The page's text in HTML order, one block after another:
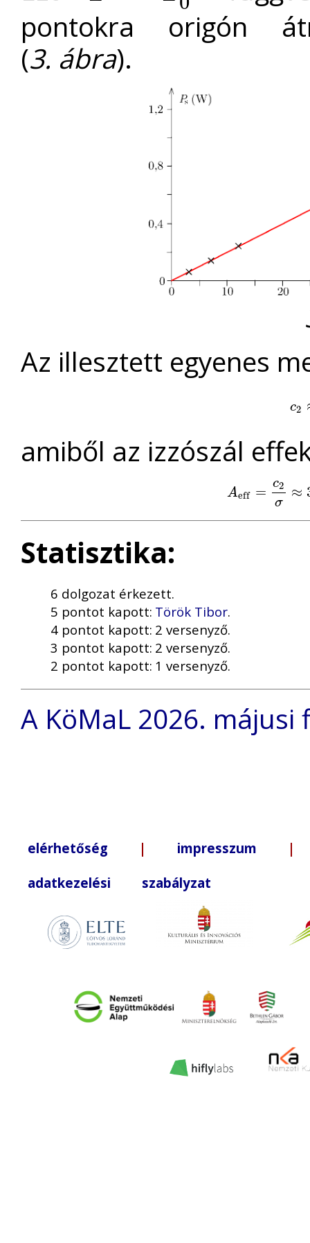
pontokra origón
(3. ábra).
Az illesztett egyenes
c2
c2
amiből az izzószál
Aeff = c2
σ
≈
Aef =c 2σ≈ 3,5
Statisztika:
6 dolgozat érkezett.
5 pontot kapott: Török Tibor.
4 pontot kapott: 2 versenyző.
3 pontot kapott: 2 versenyző.
2 pontot kapott: 1 versenyző.
A KöMaL 2026.
elérhetőség | impresszum |
adatkezelési szabályzat